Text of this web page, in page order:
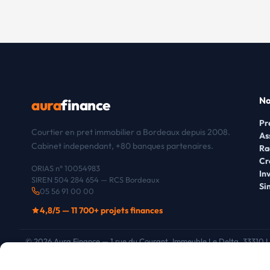
aurafinance
Courtier en pret immobilier a Bordeaux depuis 2008.
Cabinet independant, +80 banques partenaires.
ORIAS n° 10054983
SIREN 504 284 654 — RCS Bordeaux
05 56 91 00 00
4,8/5 — 11 700+ projets finances
© 2026 Aura Finance — 1 rue du Courant, Immeuble Le Delta, 33310